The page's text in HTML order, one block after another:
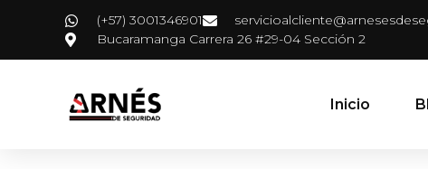
(+57) 3001346901
Bucaramanga Carrera 26 #29-04 Sección 2
Inicio